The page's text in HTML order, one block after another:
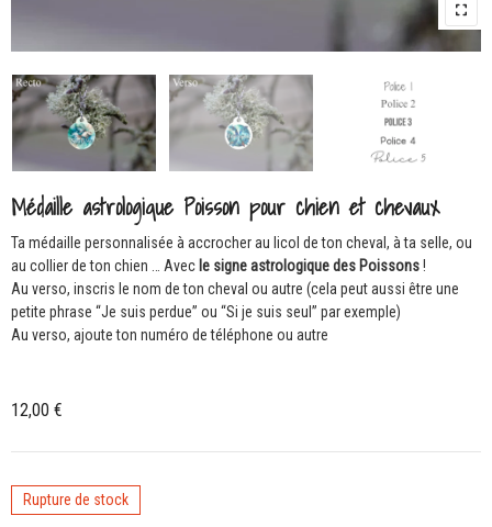
Médaille astrologique Poisson pour chien et chevaux
Ta médaille personnalisée à accrocher au licol de ton cheval, à ta selle, ou
au collier de ton chien … Avec le signe astrologique des Poissons!
Au verso, inscris le nom de ton cheval ou autre (cela peut aussi être une
petite phrase “Je suis perdue” ou “Si je suis seul” par exemple)
Au verso, ajoute ton numéro de téléphone ou autre
12,00 €
Rupture de stock